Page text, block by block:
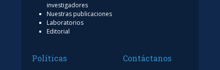
investigadores
Nuestras publicaciones
Laboratorios
Editorial
Políticas Contáctanos